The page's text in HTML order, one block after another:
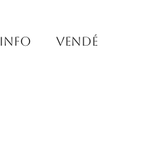
INFO VENDÉ